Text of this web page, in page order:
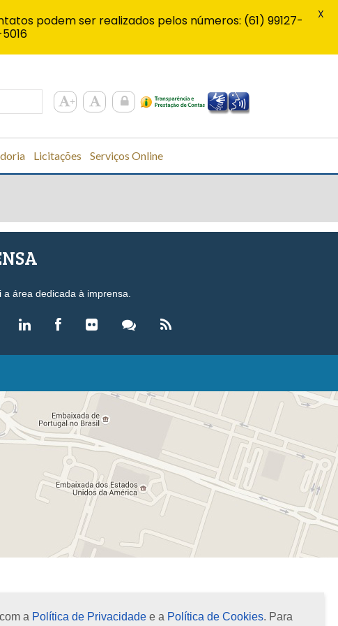
Licitações Serviços Online
a Política de Privacidade e a Política de Cookies. Para
a área dedicada à imprensa.
LEGISLAÇÃO
Decretos-Lei
Resoluções
Normas Brasileiras de Contabilidade
Instruções Normativas
Súmulas
Agência de Notícias
Revista Brasileira de Contabilidade (RBC)
Exame de Suficiência
podem ser realizados pelos números: (61) 99127-
X